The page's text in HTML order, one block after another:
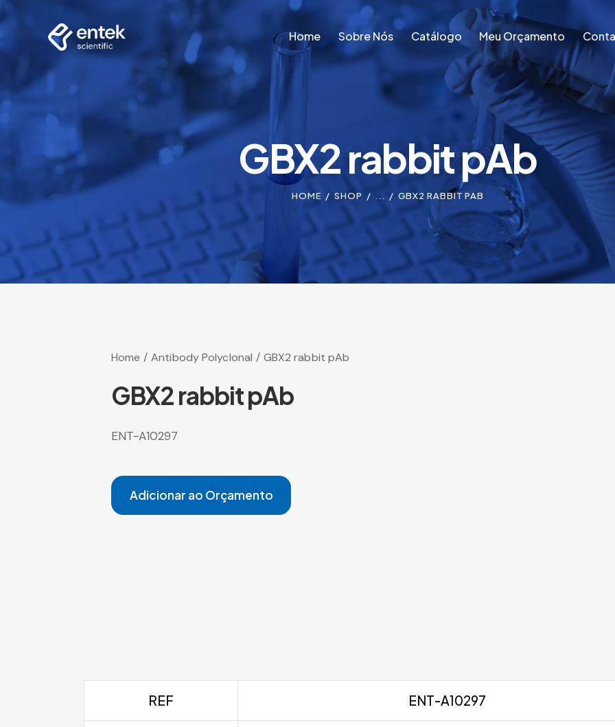
Home Sobre Nós Catálogo Meu Orçamento
Sobre Nós Catálogo Meu Orçamento
GBX2 rabbit pAb
HOME SHOP ... GBX2 RABBIT PAB
Home Antibody Polyclonal GBX2 rabbit pAb
GBX2 rabbit pAb
ENT-A10297
Adicionar ao Orçamento
REF ENT-A10297